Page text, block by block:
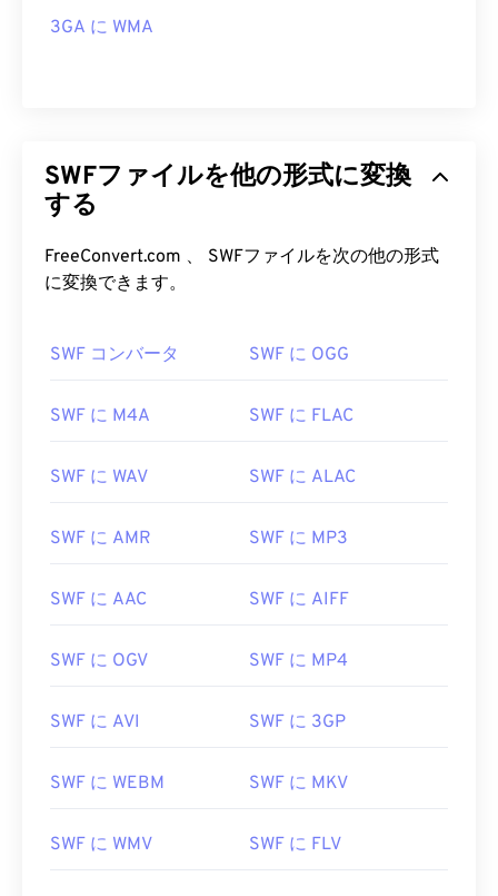
3GA に WMA
SWFファイルを他の形式に変換
する
FreeConvert.com 、 SWFファイルを次の他の形式
に変換できます。
SWF コンバータ SWF に OGG
SWF に M4A SWF に FLAC
SWF に WAV SWF に ALAC
SWF に AMR SWF に MP3
SWF に AAC SWF に AIFF
SWF に OGV SWF に MP4
SWF に AVI SWF に 3GP
SWF に WEBM SWF に MKV
SWF に WMV SWF に FLV